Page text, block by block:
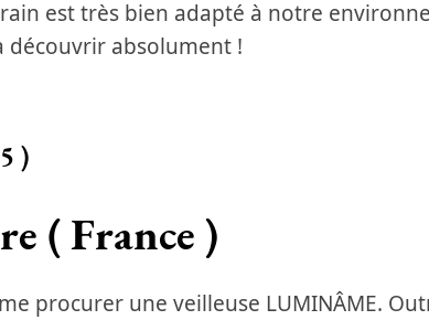
est très bien adapté à notre
découvrir absolument !
)
( France )
procurer une veilleuse LUMINÂME.